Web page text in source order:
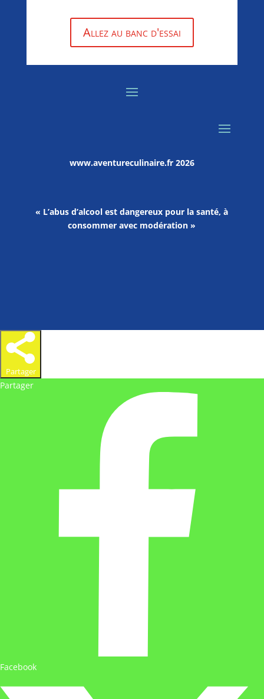
Allez au banc d'essai
www.aventureculinaire.fr2026
« L’abus d’alcool est dangereux pour la santé, à
consommer avec modération »
Partager
Partager
Facebook